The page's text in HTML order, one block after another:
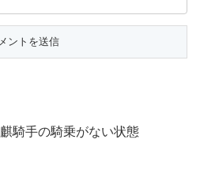
騎手の騎乗がない状態